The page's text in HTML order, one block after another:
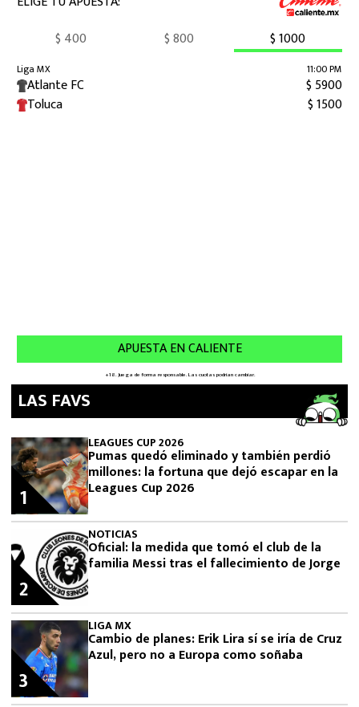
LAS FAVS
LEAGUES CUP 2026
Pumas quedó eliminado y también perdió
millones: la fortuna que dejó escapar en la
Leagues Cup 2026
1
NOTICIAS
Oficial: la medida que tomó el club de la
familia Messi tras el fallecimiento de Jorge
2
LIGA MX
Cambio de planes: Erik Lira sí se iría de Cruz
Azul, pero no a Europa como soñaba
3